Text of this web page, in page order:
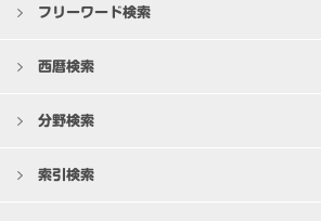
フリーワード検索
西暦検索
分野検索
索引検索